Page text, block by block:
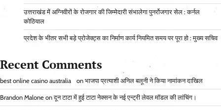
उत्तराखंड में अग्निवीरों के रोजगार की जिम्मेदारी संभालेगा पुनर्रोजगार सेल : कर्नल
कोठियाल
प्रदेश के भीतर सभी बड़े प्रोजेक्ट्स का निर्माण कार्य नियमित समय पर पूरा हो : मुख्य सचिव
Recent Comments
best online casino australia on भाजपा प्रत्याशी अनिल बलूनी ने किया नामांकन दाखिल
Brandon Malone onदून टाटा में हुई टाटा नेक्सन के नई एन्ट्री लेवल मॉडल की लांचिंग।